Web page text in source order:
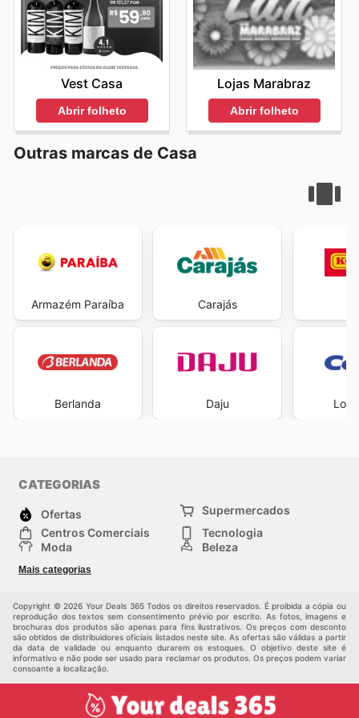
Vest Casa
Abrir folheto
Lojas Marabraz
Abrir folheto
Outras marcas de Casa
Armazém Paraíba
Berlanda
Carajás
Daju
CATEGORIAS
Ofertas
Supermercados
Centros Comerciais
Tecnologia
Moda
Beleza
Construção e jardinagem
Mais categorias
Copyright © 2026 Your Deals 365 Todos os direitos reservados. É proibida a cópia ou
reprodução dos textos sem consentimento prévio por escrito. As fotos, imagens e
brochuras dos produtos são apenas para fins ilustrativos. Os preços com desconto
são obtidos de distribuidores oficiais listados neste site. As ofertas são válidas a partir
da data de validade ou enquanto durarem os estoques. O objetivo deste site é
informativo e não pode ser usado para reclamar os produtos. Os preços podem variar
consoante a localização.